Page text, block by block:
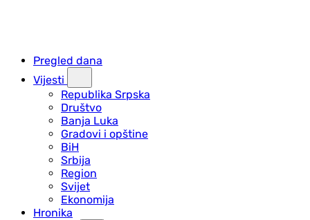
Pregled dana
Vijesti
Republika Srpska
Društvo
Banja Luka
Gradovi i opštine
BiH
Srbija
Region
Svijet
Ekonomija
Hronika